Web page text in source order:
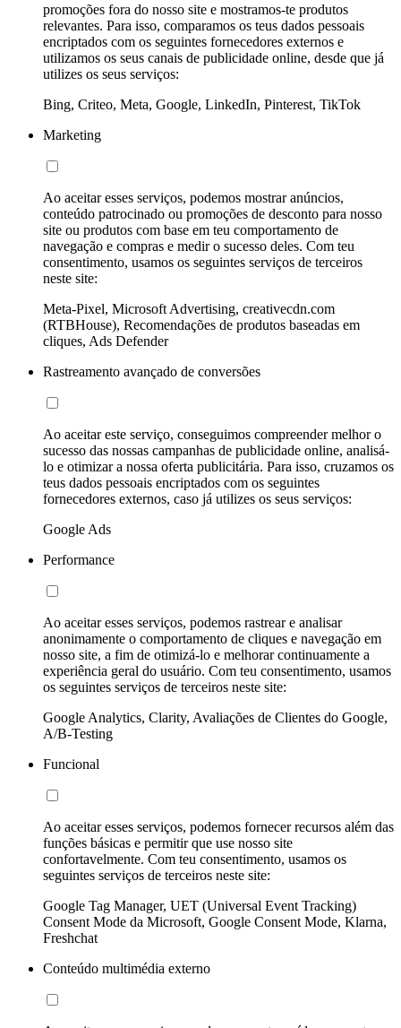
promoções fora do nosso site e mostramos-te produtos
relevantes. Para isso, comparamos os teus dados pessoais
encriptados com os seguintes fornecedores externos e
utilizamos os seus canais de publicidade online, desde que já
utilizes os seus serviços:
Bing, Criteo, Meta, Google, LinkedIn, Pinterest, TikTok
Marketing
Ao aceitar esses serviços, podemos mostrar anúncios,
conteúdo patrocinado ou promoções de desconto para nosso
site ou produtos com base em teu comportamento de
navegação e compras e medir o sucesso deles. Com teu
consentimento, usamos os seguintes serviços de terceiros
neste site:
Meta-Pixel, Microsoft Advertising, creativecdn.com
(RTBHouse), Recomendações de produtos baseadas em
cliques, Ads Defender
Rastreamento avançado de conversões
Ao aceitar este serviço, conseguimos compreender melhor o
sucesso das nossas campanhas de publicidade online, analisá-
lo e otimizar a nossa oferta publicitária. Para isso, cruzamos os
teus dados pessoais encriptados com os seguintes
fornecedores externos, caso já utilizes os seus serviços:
Google Ads
Performance
Ao aceitar esses serviços, podemos rastrear e analisar
anonimamente o comportamento de cliques e navegação em
nosso site, a fim de otimizá-lo e melhorar continuamente a
experiência geral do usuário. Com teu consentimento, usamos
os seguintes serviços de terceiros neste site:
Google Analytics, Clarity, Avaliações de Clientes do Google,
A/B-Testing
Funcional
Ao aceitar esses serviços, podemos fornecer recursos além das
funções básicas e permitir que use nosso site
confortavelmente. Com teu consentimento, usamos os
seguintes serviços de terceiros neste site:
Google Tag Manager, UET (Universal Event Tracking)
Consent Mode da Microsoft, Google Consent Mode, Klarna,
Freshchat
Conteúdo multimédia externo